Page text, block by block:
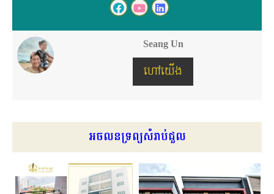
Seang Un
ហៅយើង
អចលនទ្រព្យសំរាប់ជួល